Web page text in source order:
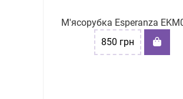
М'ясорубка Esperanza
850 грн